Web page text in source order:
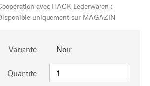
avec HACK Lederwaren :
uniquement sur MAGAZIN
Variante Noir
Quantité